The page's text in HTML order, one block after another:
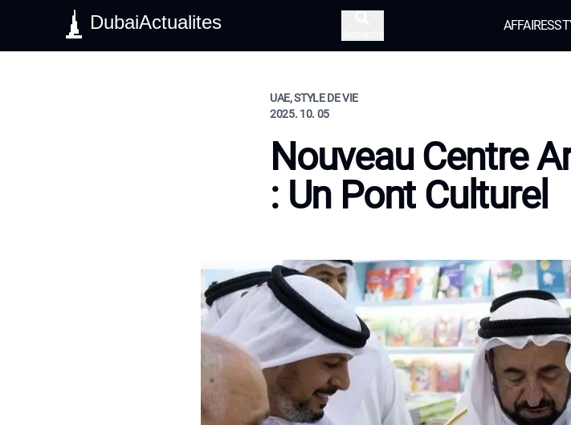
DubaiActualites AFFAIRES
UAE, STYLE DE VIE
2025. 10. 05
Nouveau Centre
: Un Pont Culturel